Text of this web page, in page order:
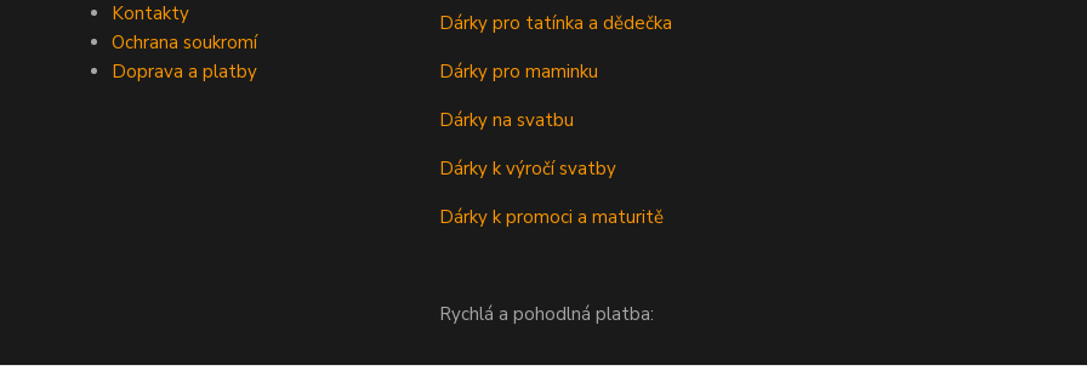
Kontakty
Ochrana soukromí
Doprava a platby
Dárky pro tatínka a dědečka
Dárky pro maminku
Dárky na svatbu
Dárky k výročí svatby
Dárky k promoci a maturitě
Rychlá a pohodlná platba: